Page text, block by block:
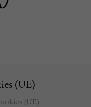
(UE)
(UE)